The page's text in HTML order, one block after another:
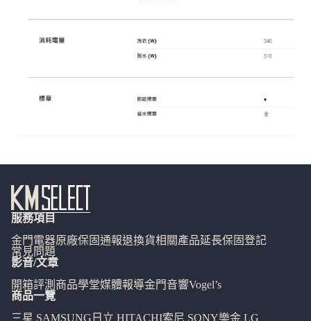
服務項目
金門電器原廠保固通報退換貨相關產品延長保固登記
常見問題
影音/文章
開箱評測 商品學堂媒體報導金門音響Vogel’s
商品一覽
三星 SAMSUNG 日立 HITACHI索尼 SONY樂金 LG